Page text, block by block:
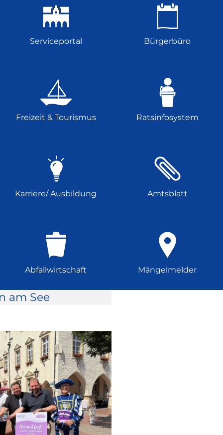
Serviceportal Bürgerbüro
Freizeit & Tourismus Ratsinfosystem
Karriere/ Ausbildung Amtsblatt
Abfallwirtschaft Mängelmelder
am See